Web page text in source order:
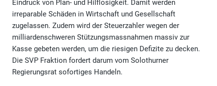
Eindruck von Plan- und Hilflosigkeit. Damit werden
irreparable Schäden in Wirtschaft und Gesellschaft
zugelassen. Zudem wird der Steuerzahler wegen der
milliardenschweren Stützungsmassnahmen massiv zur
Kasse gebeten werden, um die riesigen Defizite zu decken.
Die SVP Fraktion fordert darum vom Solothurner
Regierungsrat sofortiges Handeln.